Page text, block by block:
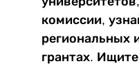
комиссии,
региональных
грантах.